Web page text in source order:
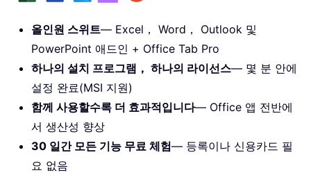
올인원 스위트— Excel， Word， Outlook 및
PowerPoint 애드인 + Office Tab Pro
하나의 설치 프로그램， 하나의 라이선스— 몇 분 안에
설정 완료(MSI 지원)
함께 사용할수록 더 효과적입니다— Office 앱 전반에
서 생산성 향상
30 일간 모든 기능 무료 체험— 등록이나 신용카드 필
요 없음